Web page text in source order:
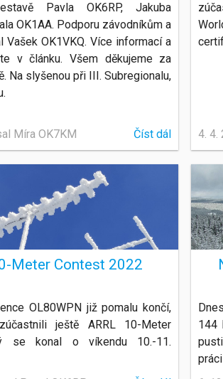
Pavla OK6RP, Jakuba
OK1AA. Podporu závodníkům a
Vašek OK1VKQ. Více informací a
v článku. Všem děkujeme za
Na slyšenou při III. Subregionalu,
Míra OK7KM Číst dál 4. 4.
Meter Contest 2022
OL80WPN již pomalu končí,
ještě ARRL 10-Meter
se konal o víkendu 10.-11.
144